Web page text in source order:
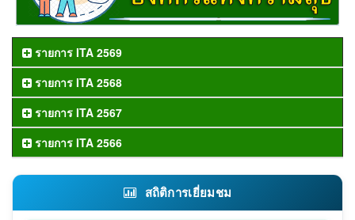
รายการ ITA 2569
รายการ ITA 2568
รายการ ITA 2567
รายการ ITA 2566
สถิติการเยี่ยมชม